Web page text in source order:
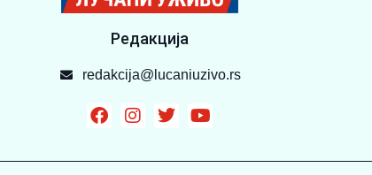
Редакција
redakcija@lucaniuzivo.rs